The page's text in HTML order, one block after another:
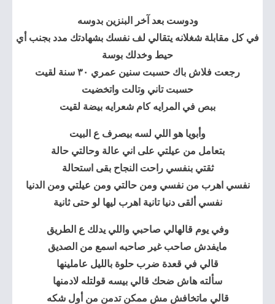
ودوست بعد آخر البنزين بدوسه
في كل مقابلة شغلانه يتقالي لف نفسك بشهادتك مدد بجنب أي
حيط وخدلك بوسة
رجعت فلاش باك حسبت سنين عمري ٣٠ سنة لقيت
حسبت تاني وتالت واتخضيت
ببص في المرايه كام شعرايه بيضة لقيت
وأبويا هو اللي لسه بيصرف ع البيت
بتعامل من عيلتي على اني عالة وحالتي حالة
ثقتي بنفسي راحت النجاح بقى استحالة
نفسي اهرب من نفسي ومن حالتي ومن عيلتي ومن الدنيا
نفسي ألقى دنيا تانية اهرب ليها لو حتى ثانية
وفي يوم قالهالي صاحبي واللي يدلك ع الطريق
مايفدش صاحب غير صاحبه اسمع من الصديق
قالي في قعدة ضرب حلوة بالليل عاملينها
سألته هاش ضحك قالي بيسه قولتله لادمنها
قالي ماتخافش مش ممكن تدمن من أول شكه